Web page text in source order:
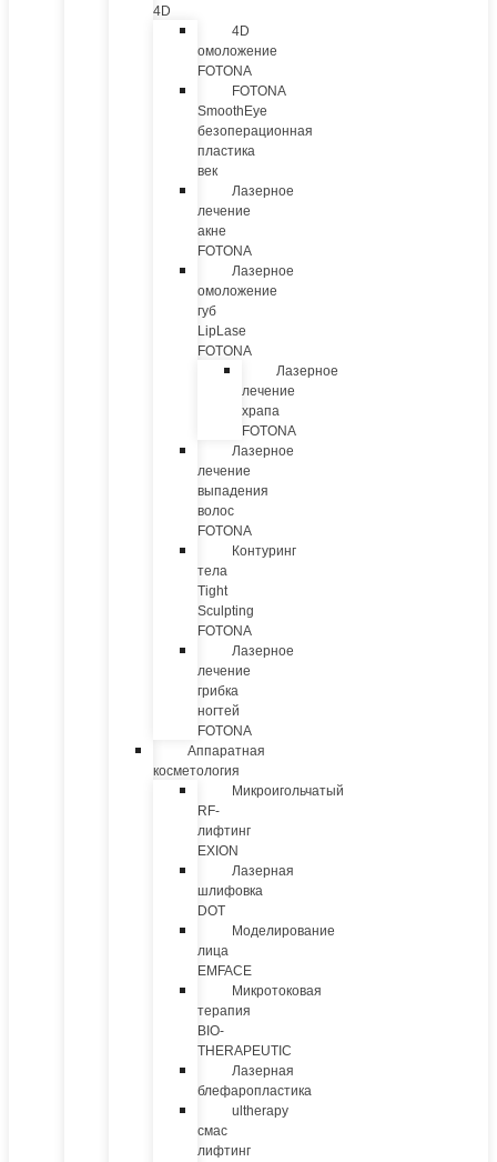
4D
4D
омоложение
FOTONA
FOTONA
SmoothEye
безоперационная
пластика
век
Лазерное
лечение
акне
FOTONA
Лазерное
омоложение
губ
LipLase
FOTONA
Лазерное
лечение
храпа
FOTONA
Лазерное
лечение
выпадения
волос
FOTONA
Контуринг
тела
Tight
Sculpting
FOTONA
Лазерное
лечение
грибка
ногтей
FOTONA
Аппаратная
косметология
Микроигольчатый
RF-
лифтинг
EXION
Лазерная
шлифовка
DOT
Моделирование
лица
EMFACE
Микротоковая
терапия
BIO-
THERAPEUTIC
Лазерная
блефаропластика
ultherapy
смас
лифтинг